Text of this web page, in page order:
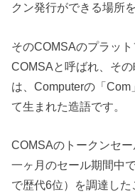
クン発行ができる場所
そのCOMSAのプラッ
COMSAと呼ばれ、そ
は、Computerの「
て生まれた造語です。
COMSAのトークンセ
一ヶ月のセール期間中
で歴代6位）を調達した